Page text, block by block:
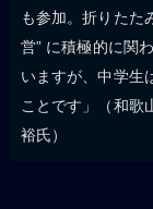
も参加。折りたた
営” に積極的に関
いますが、中学生
ことです」（和歌
裕氏）